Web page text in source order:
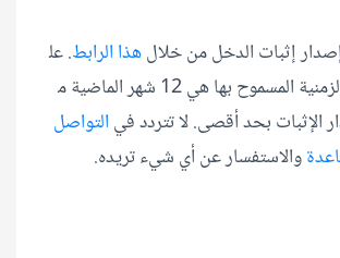
إثبات الدخل من خلالهذا الرابط. عل
مًا بأن المدة الزمنية المسموح بها هي 12 شهر الماضية م
الإثبات بحد أقصى. لا تتردد في التواصل
والاستفسار عن أي شيء تريده.